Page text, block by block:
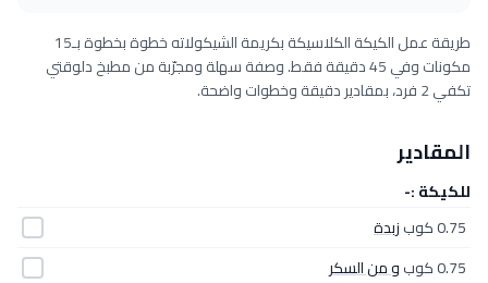
طريقة عمل الكيكة الكلاسيكة بكريمة الشيكولاته خطوة بخطوة بـ15
مكونات وفي 45 دقيقة فقط. وصفة سهلة ومجرّبة من مطبخ دلوقتي
تكفي 2 فرد، بمقادير دقيقة وخطوات واضحة.
المقادير
للكيكة :-
0.75 كوب
زبدة
0.75 كوب
و من السكر